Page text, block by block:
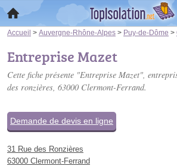
Accueil > Auvergne-Rhône-Alpes > Puy-de-Dôme >
Entreprise Mazet
Cette fiche présente "Entreprise Mazet",
des ronzières, 63000 Clermont-Ferrand.
Demande de devis en ligne
31 Rue des Ronzières
63000 Clermont-Ferrand